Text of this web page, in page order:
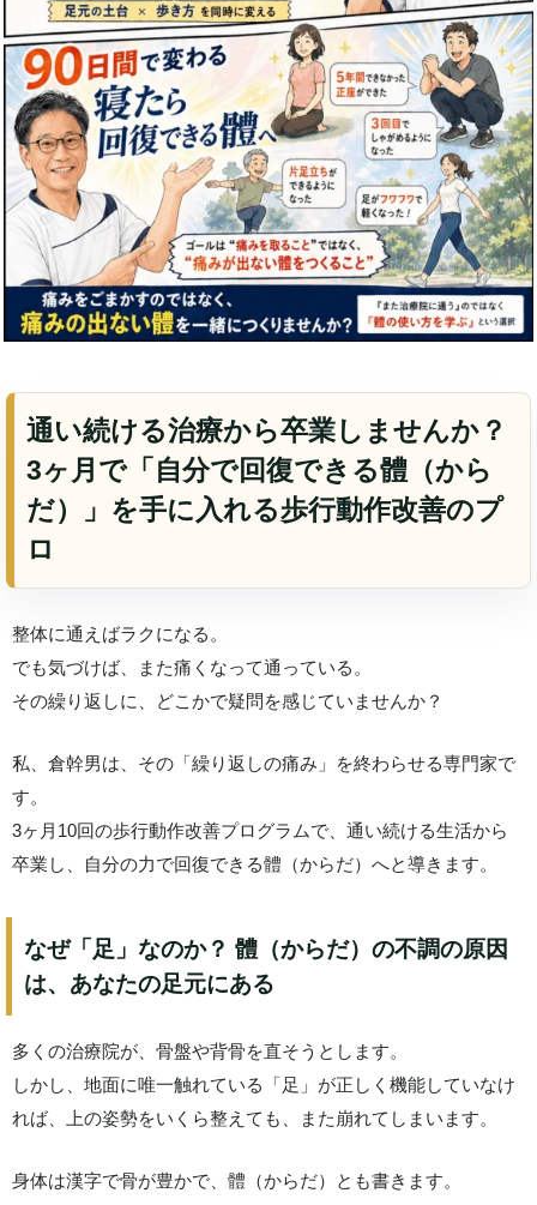
通い続ける治療から卒業しませんか？
3ヶ月で「自分で回復できる體（から
だ）」を手に入れる歩行動作改善のプ
ロ
整体に通えばラクになる。
でも気づけば、また痛くなって通っている。
その繰り返しに、どこかで疑問を感じていませんか？
私、倉幹男は、その「繰り返しの痛み」を終わらせる専門家で
す。
3ヶ月10回の歩行動作改善プログラムで、通い続ける生活から
卒業し、自分の力で回復できる體（からだ）へと導きます。
なぜ「足」なのか？ 體（からだ）の不調の原因
は、あなたの足元にある
多くの治療院が、骨盤や背骨を直そうとします。
しかし、地面に唯一触れている「足」が正しく機能していなけ
れば、上の姿勢をいくら整えても、また崩れてしまいます。
身体は漢字で骨が豊かで、體（からだ）とも書きます。